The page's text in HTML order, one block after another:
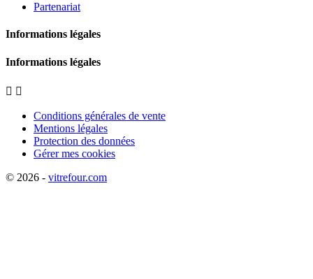
Partenariat
Informations légales
Informations légales
 
Conditions générales de vente
Mentions légales
Protection des données
Gérer mes cookies
© 2026 - vitrefour.com